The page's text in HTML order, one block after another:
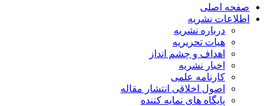
صفحه اصلی
اطلاعات نشریه
درباره نشریه
هیات تحریریه
اهداف و چشم انداز
اخبار نشریه
کارنامه علمی
اصول اخلاقی انتشار مقاله
پایگاه های نمایه کننده